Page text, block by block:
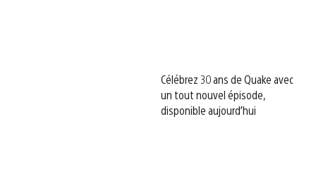
Célébrez 30 ans de Quake avec
un tout nouvel épisode,
disponible aujourd’hui